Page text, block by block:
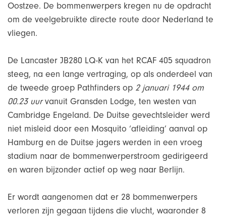
Oostzee. De bommenwerpers kregen nu de opdracht
om de veelgebruikte directe route door Nederland te
vliegen.
De Lancaster JB280 LQ-K van het RCAF 405 squadron
steeg, na een lange vertraging, op als onderdeel van
de tweede groep Pathfinders op 2 januari 1944 om
00.23 uurvanuit Gransden Lodge, ten westen van
Cambridge Engeland. De Duitse gevechtsleider werd
niet misleid door een Mosquito ‘afleiding’ aanval op
Hamburg en de Duitse jagers werden in een vroeg
stadium naar de bommenwerperstroom gedirigeerd
en waren bijzonder actief op weg naar Berlijn.
Er wordt aangenomen dat er 28 bommenwerpers
verloren zijn gegaan tijdens die vlucht, waaronder 8